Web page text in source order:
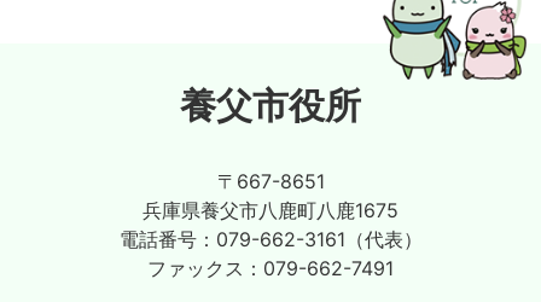
養父市役所
〒667-8651
兵庫県養父市八鹿町八鹿1675
電話番号： 079-662-3161（代表）
ファックス： 079-662-7491